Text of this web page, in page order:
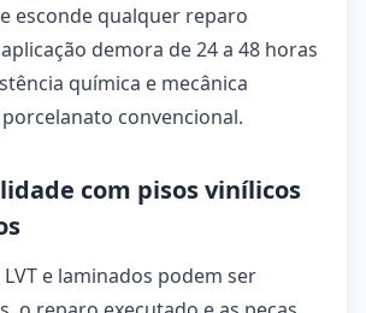
esconde qualquer reparo
demora de 24 a 48 horas
química e mecânica
convencional.
com pisos vinílicos
e laminados podem ser